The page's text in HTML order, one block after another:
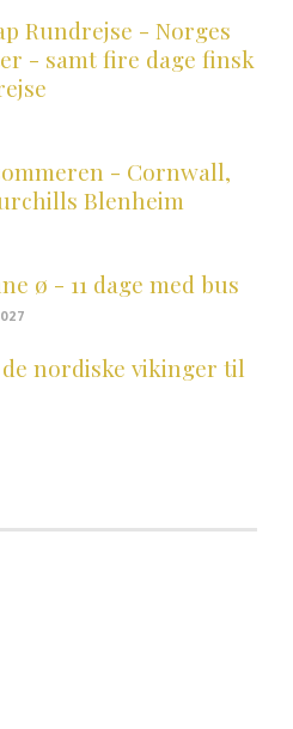
Rundrejse - Norges
- samt fire dage finsk
- Cornwall,
Blenheim
ø - 11 dage med bus
nordiske vikinger til